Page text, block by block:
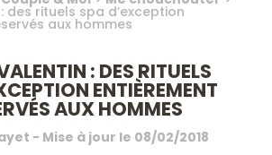
des rituels spa d’exception
aux hommes
: DES RITUELS
ENTIÈREMENT
AUX HOMMES
- Mise à jour le 08/02/2018